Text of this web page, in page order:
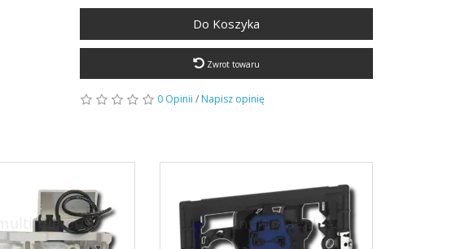
Do Koszyka
Zwrot towaru
0 Opinii / Napisz opinię